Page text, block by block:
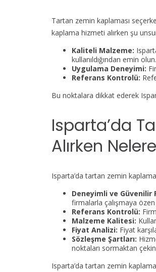
Tartan zemin kaplaması
kaplama hizmeti alırken şu
Kaliteli Malzeme:
kullanıldığından emin olun.
Uygulama Deneyimi:
Referans Kontrolü:
Bu noktalara dikkat ederek
Isparta’da
Alırken
Isparta’da tartan zemin
Deneyimli ve Güvenilir
firmalarla çalışmaya
Referans Kontrolü:
Malzeme Kalitesi:
Fiyat Analizi: Fiyat
Sözleşme Şartları:
noktaları sormaktan
Isparta’da tartan zemin